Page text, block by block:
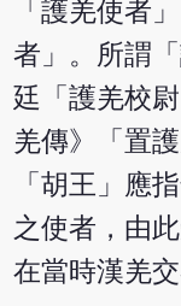
「護羌使者
者」。所謂
廷「護羌校
羌傳》「置
「胡王」應
之使者，由
在當時漢羌